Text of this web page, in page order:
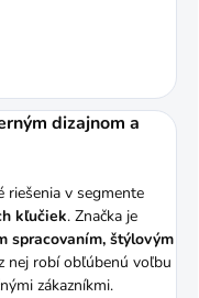
dizajnom a
riešenia v segmente
kľučiek. Značka je
spracovaním, štýlovým
nej robí obľúbenú voľbu
zákazníkmi.